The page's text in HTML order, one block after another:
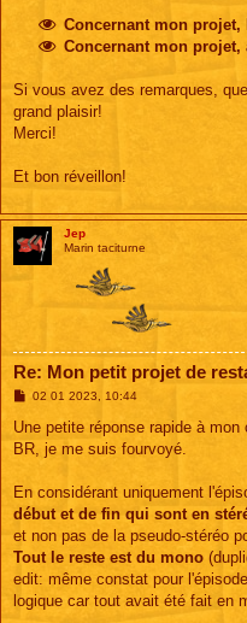
Concernant mon
Concernant mon projet,
Si vous avez des remarques,
grand plaisir!
Merci!
Et bon réveillon!
Jep
Marin taciturne
Re: Mon petit projet de
M
s
a
02 01 2023, 10:44
Une petite réponse rapide à
BR, je me suis fourvoyé.
En considérant uniquement
début et de fin qui sont en
et non pas de la pseudo-stéréo
Tout le reste est du mono
edit: même constat pour
logique car tout avait été fait en